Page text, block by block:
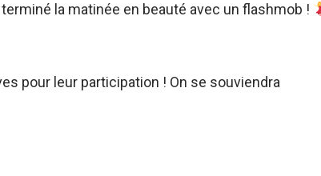
la matinée en beauté avec un flashmob !
pour leur participation ! On se souviendra